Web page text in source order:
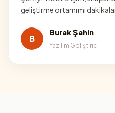
geliştirme ortamımı
B
Burak Şahin
Yazılım Geliştirici